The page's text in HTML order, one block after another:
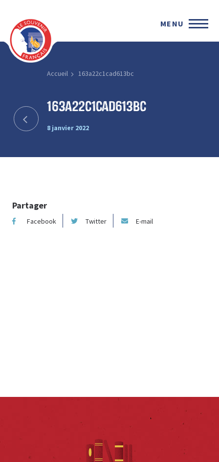
MENU
Accueil 163a22c1cad613bc
163a22c1cad613bc
8 janvier 2022
Partager
Facebook Twitter E-mail